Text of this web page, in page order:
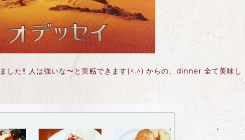
した‼︎ 人は強いな〜と実感できます(^.^) からの、dinner 全て美味し